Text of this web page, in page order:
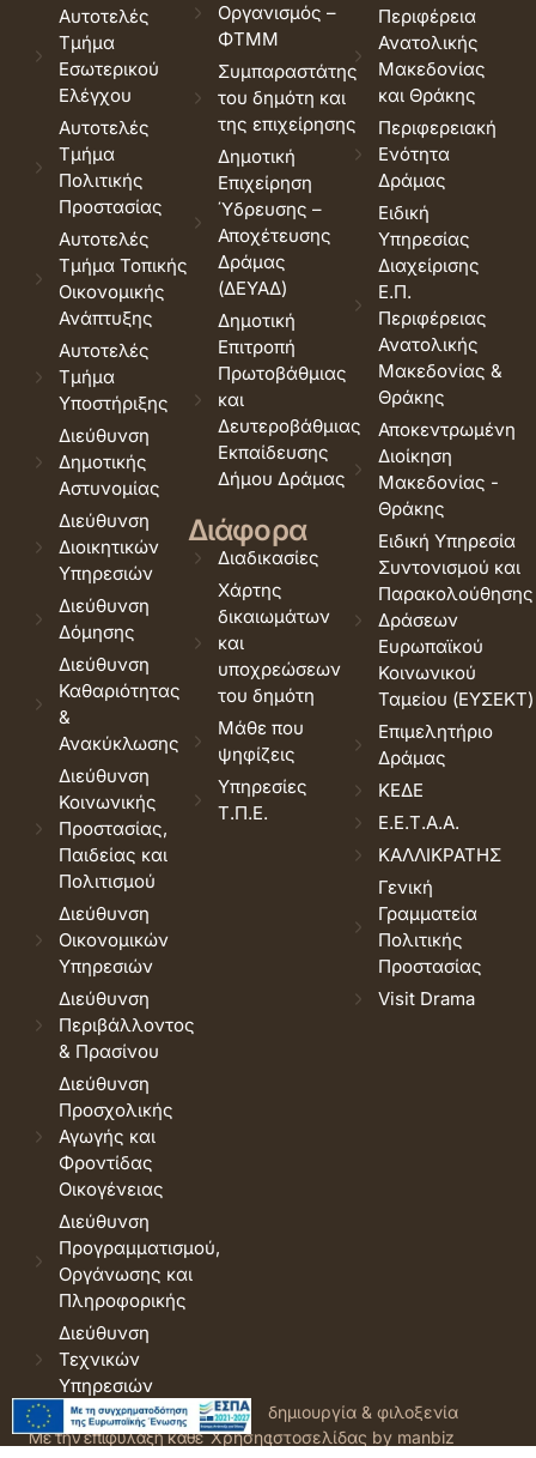
Αυτοτελές
Τμήμα
Εσωτερικού
Ελέγχου
Αυτοτελές
Τμήμα
Πολιτικής
Προστασίας
Αυτοτελές
Τμήμα Τοπικής
Οικονομικής
Ανάπτυξης
Αυτοτελές
Τμήμα
Υποστήριξης
Διεύθυνση
Δημοτικής
Αστυνομίας
Διεύθυνση
Διοικητικών
Υπηρεσιών
Διεύθυνση
Δόμησης
Διεύθυνση
Καθαριότητας
&
Ανακύκλωσης
Διεύθυνση
Κοινωνικής
Προστασίας,
Παιδείας και
Πολιτισμού
Διεύθυνση
Οικονομικών
Υπηρεσιών
Διεύθυνση
Περιβάλλοντος
& Πρασίνου
Διεύθυνση
Προσχολικής
Αγωγής και
Φροντίδας
Οικογένειας
Διεύθυνση
Προγραμματισμού,
Οργάνωσης και
Πληροφορικής
Διεύθυνση
Τεχνικών
Υπηρεσιών
Οργανισμός –
ΦΤΜΜ
Συμπαραστάτης
του δημότη και
της επιχείρησης
Δημοτική
Επιχείρηση
Ύδρευσης –
Αποχέτευσης
Δράμας
(ΔΕΥΑΔ)
Δημοτική
Επιτροπή
Πρωτοβάθμιας
και
Δευτεροβάθμιας
Εκπαίδευσης
Δήμου Δράμας
Διάφορα
Διαδικασίες
Χάρτης
δικαιωμάτων
και
υποχρεώσεων
του δημότη
Μάθε που
ψηφίζεις
Υπηρεσίες
Τ.Π.Ε.
Περιφέρεια
Ανατολικής
Μακεδονίας
και Θράκης
Περιφερειακή
Ενότητα
Δράμας
Ειδική
Υπηρεσίας
Διαχείρισης
Ε.Π.
Περιφέρειας
Ανατολικής
Μακεδονίας &
Θράκης
Αποκεντρωμένη
Διοίκηση
Μακεδονίας -
Θράκης
Ειδική Υπηρεσία
Συντονισμού και
Παρακολούθησης
Δράσεων
Ευρωπαϊκού
Κοινωνικού
Ταμείου (ΕΥΣΕΚΤ)
Επιμελητήριο
Δράμας
ΚΕΔΕ
Ε.Ε.Τ.Α.Α.
ΚΑΛΛΙΚΡΑΤΗΣ
Γενική
Γραμματεία
Πολιτικής
Προστασίας
Visit Drama
© 2026 Δήμος Δράμας.
Με την επιφύλαξη κάθε
Όροι
Χρήσης
δημιουργία & φιλοξενία
ιστοσελίδας by manbiz